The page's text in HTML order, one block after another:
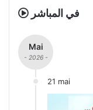
في المباشر
Mai
- 2026 -
21 mai